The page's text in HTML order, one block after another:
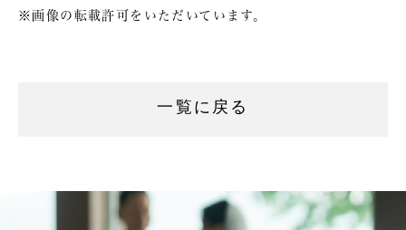
※画像の転載許可をいただいています。
一覧に戻る